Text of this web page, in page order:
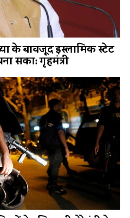
के बावजूद इस्लामिक स्टेट
सका: गृहमंत्री